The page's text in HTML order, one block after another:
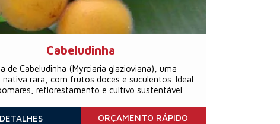
Cabeludinha
de Cabeludinha (Myrciaria glazioviana), uma
rara, com frutos doces e suculentos. Ideal
reflorestamento e cultivo sustentável.
ORÇAMENTO RÁPIDO